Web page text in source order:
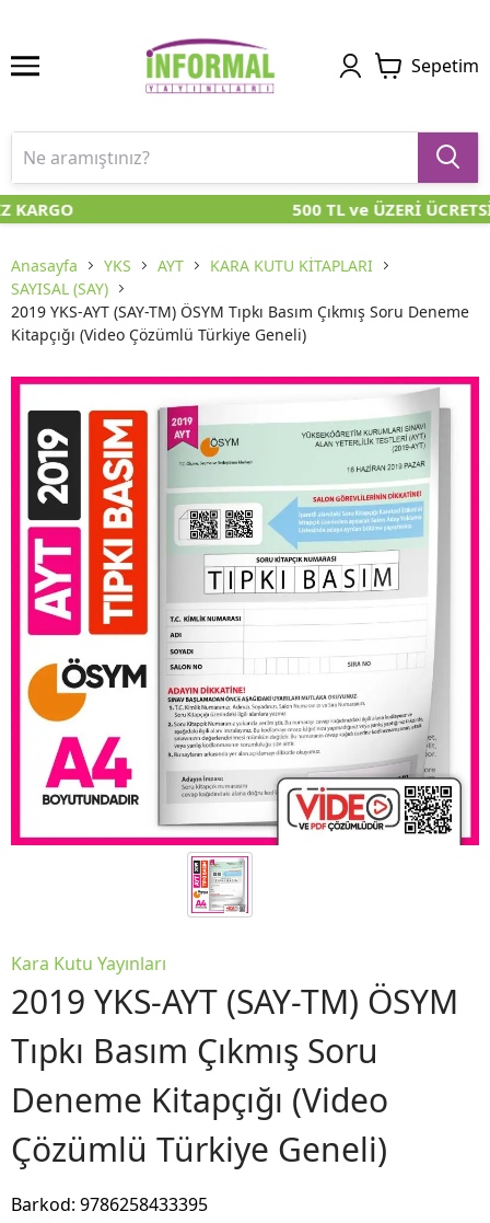
Sepetim
KARGO 500 TL ve ÜZERİ
Anasayfa YKS AYT
KARA KUTU KİTAPLARI
SAYISAL (SAY)
2019 YKS-AYT (SAY-TM) ÖSYM Tıpkı Basım Çıkmış Soru Deneme
Kitapçığı (Video Çözümlü Türkiye Geneli)
Kara Kutu Yayınları
2019 YKS-AYT (SAY-TM) ÖSYM
Tıpkı Basım Çıkmış Soru
Deneme Kitapçığı (Video
Çözümlü Türkiye Geneli)
Barkod: 9786258433395